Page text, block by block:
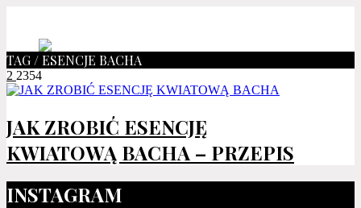
TAG / ESENCJE BACHA
2 2354
JAK ZROBIĆ ESENCJĘ
KWIATOWĄ BACHA – PRZEPIS
INSTAGRAM